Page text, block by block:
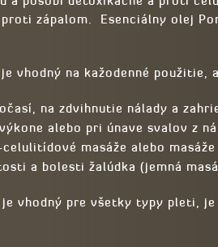
zápalom. Esenciálny olej
vhodný na kažodenné použitie,
na zdvihnutie nálady a
alebo pri únave svalov z
masáže alebo
a bolesti žalúdka (jemná
je vhodný pre všetky typy pleti,